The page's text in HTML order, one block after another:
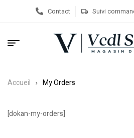
Contact Suivi
Accueil My Orders
[dokan-my-orders]